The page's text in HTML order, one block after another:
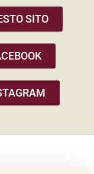
SITO